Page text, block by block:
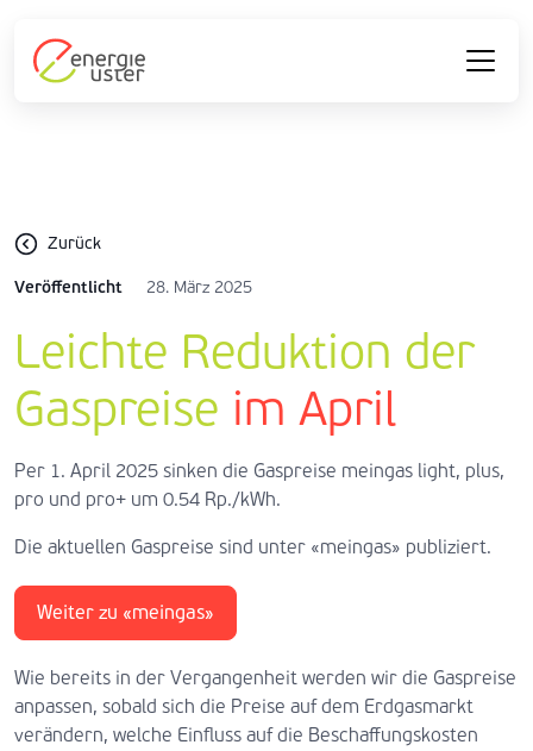
Zurück
Veröffentlicht 28. März 2025
Leichte Reduktion der
Gaspreise im April
Per 1. April 2025 sinken die Gaspreise meingas light, plus,
pro und pro+ um 0.54 Rp./kWh.
Die aktuellen Gaspreise sind unter «meingas» publiziert.
Weiter zu «meingas»
Wie bereits in der Vergangenheit werden wir die Gaspreise
anpassen, sobald sich die Preise auf dem Erdgasmarkt
verändern, welche Einfluss auf die Beschaffungskosten